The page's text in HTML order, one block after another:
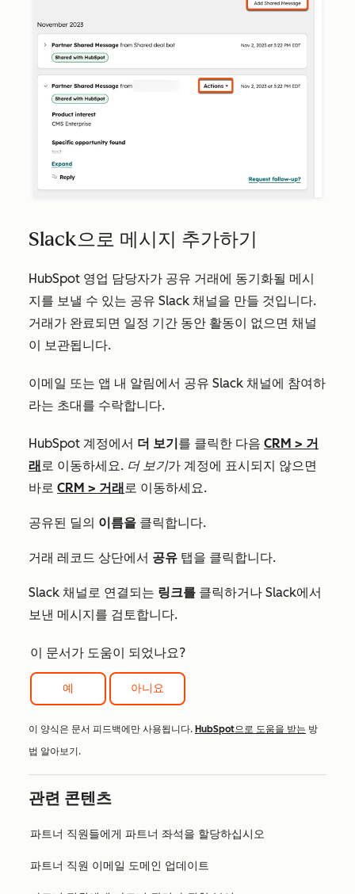
Slack으로 메시지 추가하기
HubSpot 영업 담당자가 공유 거래에 동기화될 메시
지를 보낼 수 있는 공유 Slack 채널을 만들 것입니다.
거래가 완료되면 일정 기간 동안 활동이 없으면 채널
이 보관됩니다.
이메일 또는 앱 내 알림에서 공유 Slack 채널에 참여하
라는 초대를 수락합니다.
HubSpot 계정에서 더 보기 를 클릭한 다음 CRM > 거
래 로 이동하세요. 더 보기가 계정에 표시되지 않으면
바로 CRM > 거래 로 이동하세요.
공유된 딜의 이름을 클릭합니다.
거래 레코드 상단에서 공유 탭을 클릭합니다.
Slack 채널로 연결되는 링크를 클릭하거나 Slack에서
보낸 메시지를 검토합니다.
이 문서가 도움이 되었나요?
예 아니요
이 양식은 문서 피드백에만 사용됩니다. HubSpot으로 도움을 받는 방
법 알아보기.
관련 콘텐츠
파트너 직원들에게 파트너 좌석을 할당하십시오
파트너 직원 이메일 도메인 업데이트